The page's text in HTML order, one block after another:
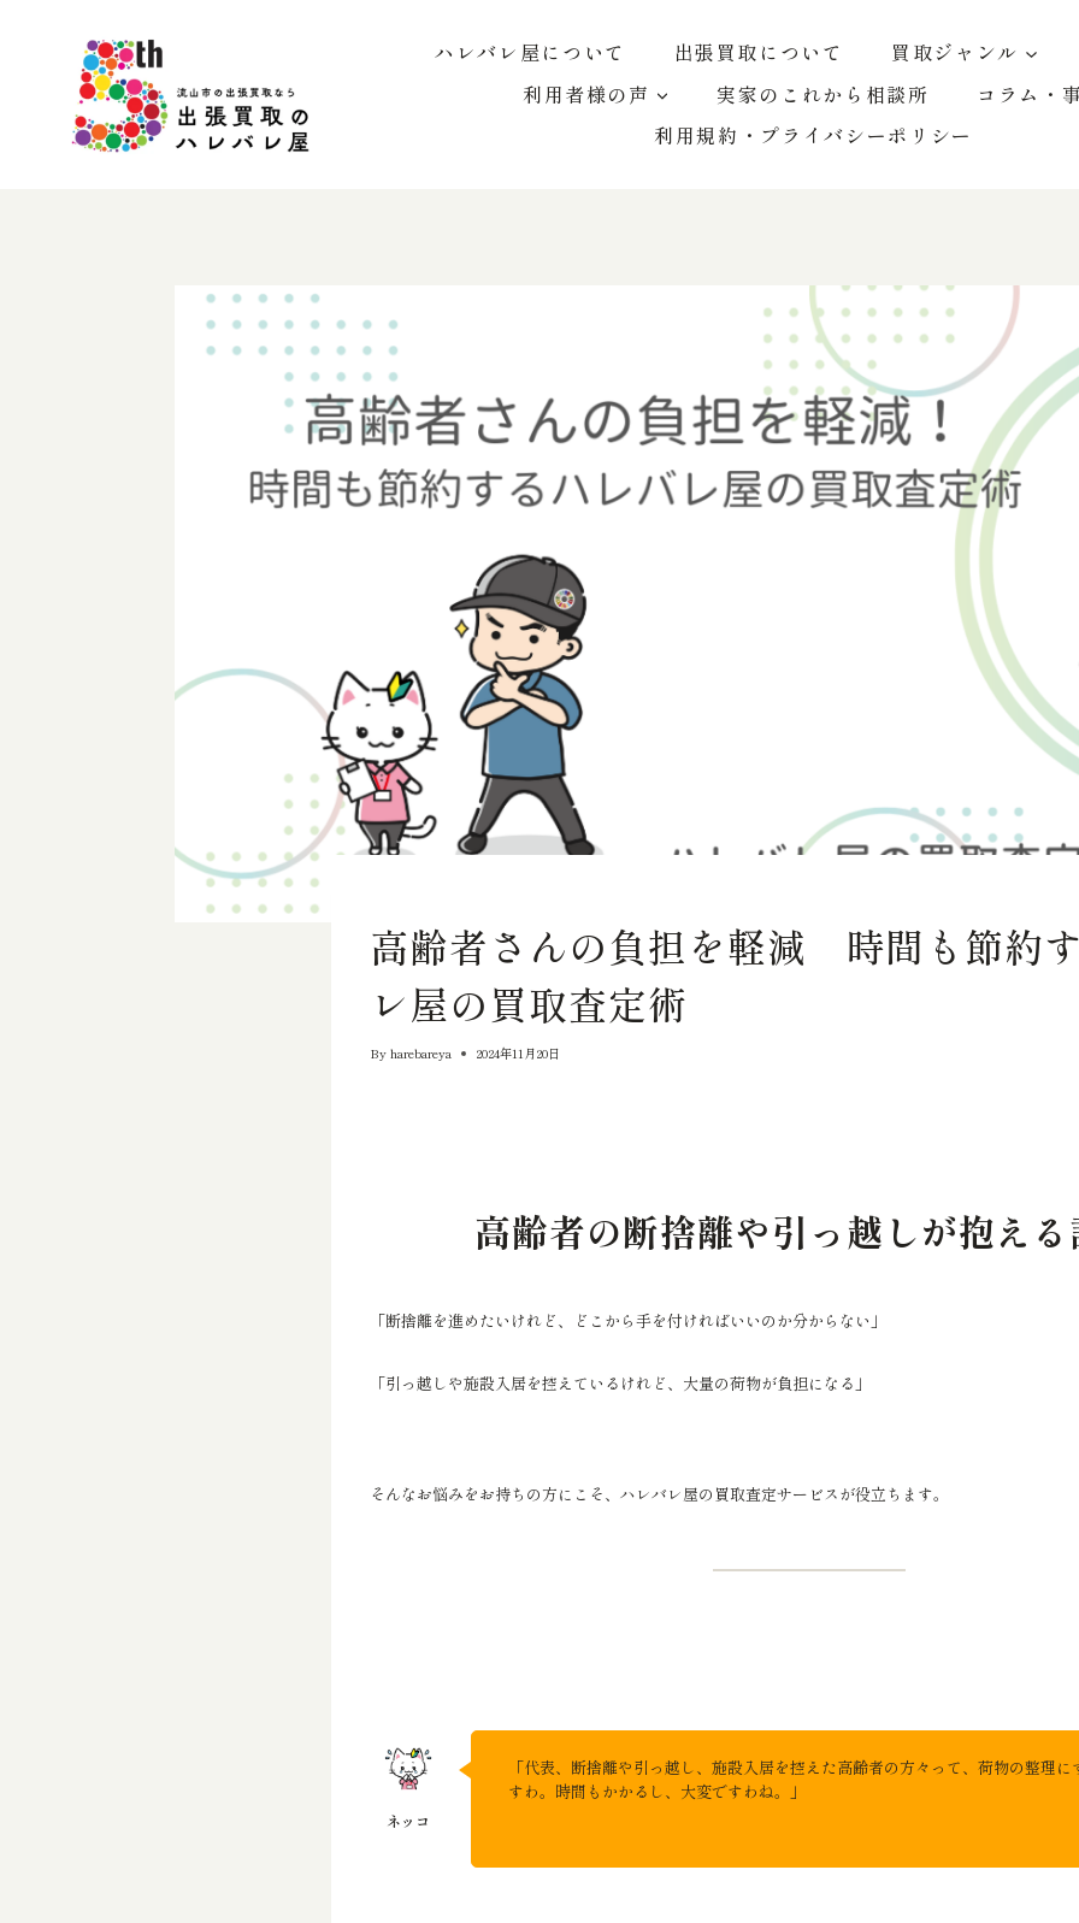
ハレバレ屋について 出張買取について
買取ジャンル
利用者様の声
実家のこれから相談所
コラム・
利用規約・プライバシーポリシー
高齢者さんの負担を軽減 時間も節約
レ屋の買取査定術
By harebareya 2024年11月20日
高齢者の断捨離や引っ越しが抱え
「断捨離を進めたいけれど、どこから手を付ければいいのか分からない」
「引っ越しや施設入居を控えているけれど、大量の荷物が負担になる」
そんなお悩みをお持ちの方にこそ、ハレバレ屋の買取査定サービスが役立ちます。
「代表、断捨離や引っ越し、施設入居を控えた高齢者の方々って、荷物の整理
すわ。時間もかかるし、大変ですわね。」